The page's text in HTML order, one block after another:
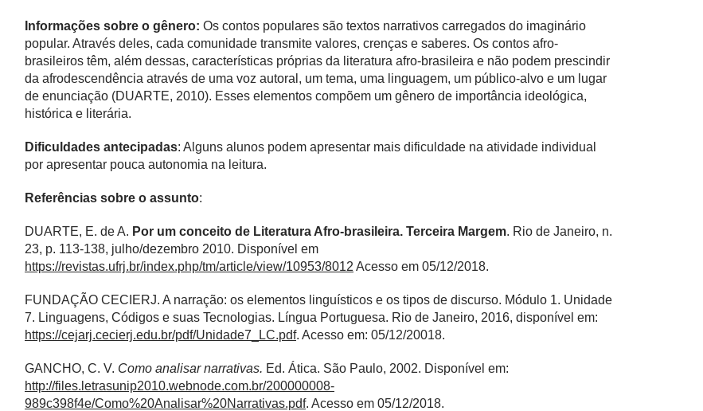
Informações sobre o gênero: Os contos populares são textos narrativos carregados do imaginário
popular. Através deles, cada comunidade transmite valores, crenças e saberes. Os contos afro-
brasileiros têm, além dessas, características próprias da literatura afro-brasileira e não podem prescindir
da afrodescendência através de uma voz autoral, um tema, uma linguagem, um público-alvo e um lugar
de enunciação (DUARTE, 2010). Esses elementos compõem um gênero de importância ideológica,
histórica e literária.
Dificuldades antecipadas: Alguns alunos podem apresentar mais dificuldade na atividade individual
por apresentar pouca autonomia na leitura.
Referências sobre o assunto:
DUARTE, E. de A. Por um conceito de Literatura Afro-brasileira. Terceira Margem. Rio de Janeiro, n.
23, p. 113-138, julho/dezembro 2010. Disponível em
https://revistas.ufrj.br/index.php/tm/article/view/10953/8012 Acesso em 05/12/2018.
FUNDAÇÃO CECIERJ. A narração: os elementos linguísticos e os tipos de discurso. Módulo 1. Unidade
7. Linguagens, Códigos e suas Tecnologias. Língua Portuguesa. Rio de Janeiro, 2016, disponível em:
https://cejarj.cecierj.edu.br/pdf/Unidade7_LC.pdf. Acesso em: 05/12/20018.
GANCHO, C. V. Como analisar narrativas. Ed. Ática. São Paulo, 2002. Disponível em:
http://files.letrasunip2010.webnode.com.br/200000008-
989c398f4e/Como%20Analisar%20Narrativas.pdf. Acesso em 05/12/2018.